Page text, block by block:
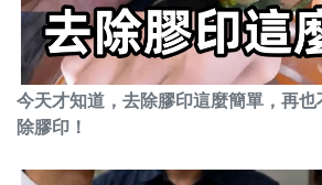
今天才知道，去除膠印這麼簡單，再
除膠印！